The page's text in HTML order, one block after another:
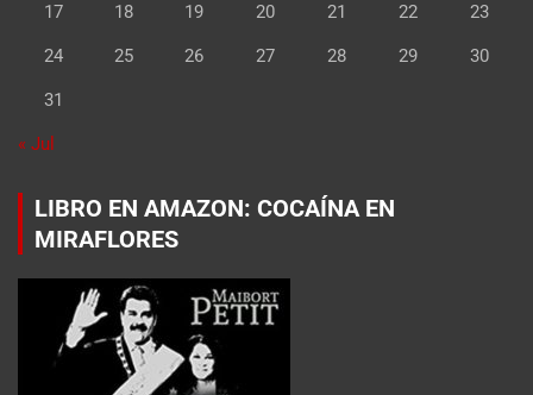
17 18 19 20 21 22 23
24 25 26 27 28 29 30
31
« Jul
LIBRO EN AMAZON: COCAÍNA EN
MIRAFLORES